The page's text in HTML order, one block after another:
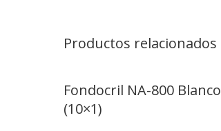
Productos relacionados
Fondocril NA-800 Blanco
(10×1)